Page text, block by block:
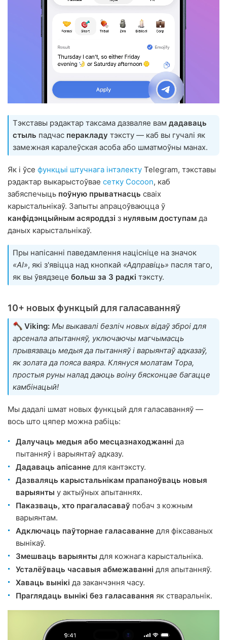
Тэкставы рэдактар таксама дазваляе вам дадаваць
стыль падчас перакладу тэксту — каб вы гучалі як
замежная каралеўская асоба або шматмоўны манах.
Як і ўсе функцыі штучнага інтэлекту Telegram, тэкставы
рэдактар выкарыстоўвае сетку Cocoon, каб
забяспечыць поўную прыватнасць сваіх
карыстальнікаў. Запыты апрацоўваюцца ў
канфідэнцыйным асяроддзі з нулявым доступам да
даных карыстальнікаў.
Пры напісанні паведамлення націсніце на значок
«AI», які з'явіцца над кнопкай «Адправіць» пасля таго,
як вы ўвядзеце больш за 3 радкі тэксту.
10+ новых функцый для галасаванняў
Viking: Мы выкавалі безліч новых відаў зброі для
арсенала апытанняў, уключаючы магчымасць
прывязваць медыя да пытанняў і варыянтаў адказаў,
як золата да пояса ваяра. Клянуся молатам Тора,
простыя руны налад даюць воіну бясконцае багацце
камбінацый!
Мы дадалі шмат новых функцый для галасаванняў —
вось што цяпер можна рабіць:
Далучаць медыя або месцазнаходжанні да
пытанняў і варыянтаў адказу.
Дадаваць апісанне для кантэксту.
Дазваляць карыстальнікам прапаноўваць новыя
варыянты у актыўных апытаннях.
Паказваць, хто прагаласаваў побач з кожным
варыянтам.
Адключаць паўторнае галасаванне для фіксаваных
вынікаў.
Змешваць варыянты для кожнага карыстальніка.
Усталёўваць часавыя абмежаванні для апытанняў.
Хаваць вынікі да заканчэння часу.
Праглядаць вынікі без галасавання як стваральнік.